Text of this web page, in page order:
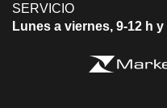
SERVICIO
Lunes a viernes, 9-12 h y